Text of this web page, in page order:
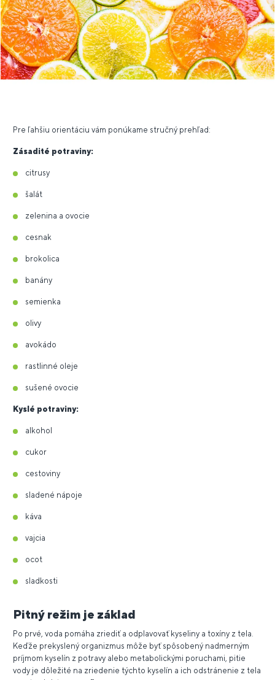
Pre ľahšiu orientáciu vám ponúkame stručný prehľad:
Zásadité potraviny:
citrusy
šalát
zelenina a ovocie
cesnak
brokolica
banány
semienka
olivy
avokádo
rastlinné oleje
sušené ovocie
Kyslé potraviny:
alkohol
cukor
cestoviny
sladené nápoje
káva
vajcia
ocot
sladkosti
Pitný režim je základ
Po prvé, voda pomáha zriediť a odplavovať kyseliny a toxíny z tela.
Keďže prekyslený organizmus môže byť spôsobený nadmerným
príjmom kyselín z potravy alebo metabolickými poruchami, pitie
vody je dôležité na zriedenie týchto kyselín a ich odstránenie z tela